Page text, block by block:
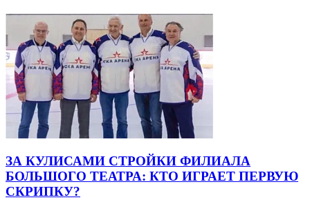
ЗА КУЛИСАМИ СТРОЙКИ ФИЛИАЛА
БОЛЬШОГО ТЕАТРА: КТО ИГРАЕТ ПЕРВУЮ
СКРИПКУ?